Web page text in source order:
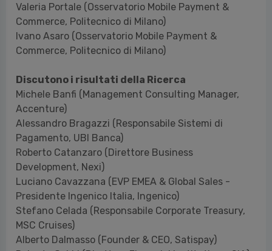
Valeria Portale (Osservatorio Mobile Payment &
Commerce, Politecnico di Milano)
Ivano Asaro (Osservatorio Mobile Payment &
Commerce, Politecnico di Milano)
Discutono i risultati della Ricerca
Michele Banfi (Management Consulting Manager,
Accenture)
Alessandro Bragazzi (Responsabile Sistemi di
Pagamento, UBI Banca)
Roberto Catanzaro (Direttore Business
Development, Nexi)
Luciano Cavazzana (EVP EMEA & Global Sales -
Presidente Ingenico Italia, Ingenico)
Stefano Celada (Responsabile Corporate Treasury,
MSC Cruises)
Alberto Dalmasso (Founder & CEO, Satispay)